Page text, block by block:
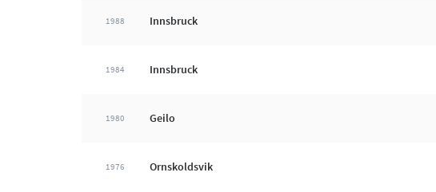
1988 Innsbruck
1984 Innsbruck
1980 Geilo
1976 Ornskoldsvik